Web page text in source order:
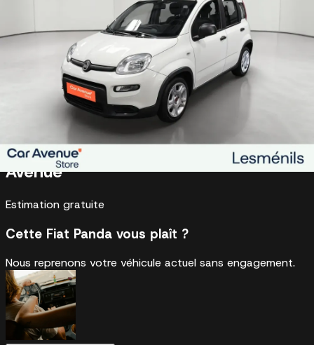
Être rappelé
Sur mesure, du financement à l’entretien
Etendez la garantie jusqu'à 5 ans avec l'option
dans le financement
Véhicule reconditionné et garantie
Véhicule certifié Car Avenue 2ème vie
Faire reprendre mon véhicule par Car
Avenue
Estimation gratuite
Cette Fiat Panda vous plaît ?
Nous reprenons votre véhicule actuel sans engagement.